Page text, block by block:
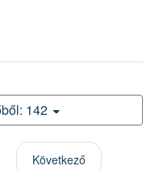
142
Következő